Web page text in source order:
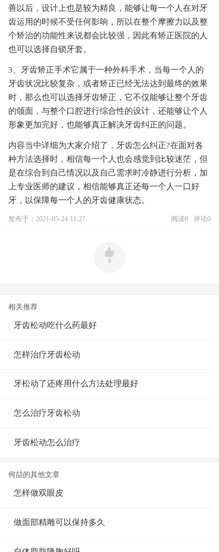
善以后，设计上也是较为精良，能够让每一个人在对牙
齿运用的时候不受任何影响，所以在整个摩擦力以及整
个矫治的功能性来说都会比较强，因此有矫正医院的人
也可以选择自锁牙套。
3、牙齿矫正手术它属于一种外科手术，当每一个人的
牙齿状况比较复杂，或者矫正已经无法达到最终的效果
时，那么也可以选择牙齿矫正，它不仅能够让整个牙齿
的颌面，与整个口腔进行综合性的设计，还能够让个人
形象更加完好，也能够真正解决牙齿纠正的问题。
内容当中详细为大家介绍了，牙齿怎么纠正?在面对各
种方法选择时，相信每一个人也会感觉到比较迷茫，但
是在综合到自己情况以及自己需求时冷静进行分析，加
上专业医师的建议，相信能够真正还每一个人一口好
牙，以保障每一个人的牙齿健康状态。
发布于：2021-05-24 11:27 阅读0 评论0
0
相关推荐
牙齿松动吃什么药最好
怎样治疗牙齿松动
牙松动了还疼用什么方法处理最好
怎么治疗牙齿松动
牙齿松动怎么治疗
何喆的其他文章
怎样做双眼皮
做面部精雕可以保持多久